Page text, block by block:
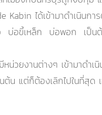
ได้เข้ามาดำเนินก
อขี้เหล็ก บ่อพอก เป็นต้
หน่วยงานต่างๆ เข้ามาดำ
น แต่ก็ต้องเลิกไปในที่สุด